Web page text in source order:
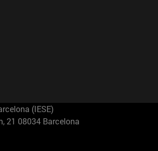
(IESE)
21 08034 Barcelona